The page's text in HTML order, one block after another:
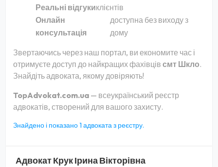
Реальні відгукиклієнтів
Онлайн
консультація
доступна без виходу з
дому
Звертаючись через наш портал, ви економите час і
отримуєте доступ до найкращих фахівців смт Шкло.
Знайдіть адвоката, якому довіряють!
TopAdvokat.com.ua — всеукраїнський реєстр
адвокатів, створений для вашого захисту.
Знайдено і показано 1 адвоката з реєстру.
АдвокатКрук Ірина Вікторівна